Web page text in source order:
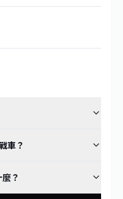
車？
？